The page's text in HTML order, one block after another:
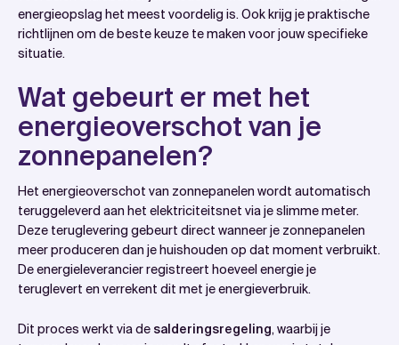
energieopslag het meest voordelig is. Ook krijg je praktische
richtlijnen om de beste keuze te maken voor jouw specifieke
situatie.
Wat gebeurt er met het
energieoverschot van je
zonnepanelen?
Het energieoverschot van zonnepanelen wordt automatisch
teruggeleverd aan het elektriciteitsnet via je slimme meter.
Deze teruglevering gebeurt direct wanneer je zonnepanelen
meer produceren dan je huishouden op dat moment verbruikt.
De energieleverancier registreert hoeveel energie je
teruglevert en verrekent dit met je energieverbruik.
Dit proces werkt via de salderingsregeling, waarbij je